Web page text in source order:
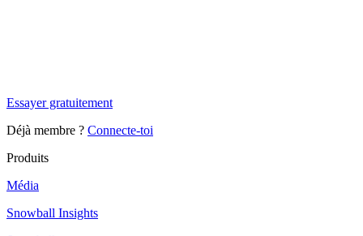
Essayer gratuitement
Déjà membre ? Connecte-toi
Produits
Média
Snowball Insights